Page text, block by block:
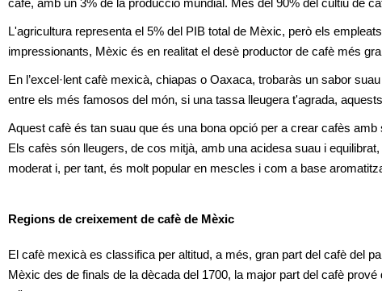
cafè, amb un 3% de la producció mundial. Més del 90% del cultiu de
L'agricultura representa el 5% del PIB total de Mèxic, però els
impressionants, Mèxic és en realitat el desè productor de cafè més
En l’excel·lent cafè mexicà, chiapas o Oaxaca, trobaràs un sabor
entre els més famosos del món, si una tassa lleugera t'agrada,
Aquest cafè és tan suau que és una bona opció per a crear cafès
Els cafès són lleugers, de cos mitjà, amb una acidesa suau i
moderat i, per tant, és molt popular en mescles i com a base
Regions de creixement de cafè de Mèxic
El cafè mexicà es classifica per altitud, a més, gran part del cafè del
Mèxic des de finals de la dècada del 1700, la major part del cafè